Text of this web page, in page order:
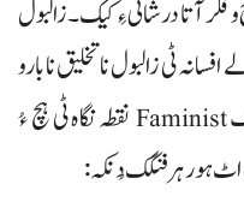
آتا درشانی ءِ کیک۔ زالبول
ٹی زالبول نا تخلیق نا بارو
اٹ ہرا خیال آتا درشانی کننگانے دافک Faminist نقطہ نگاہ ٹی ہچ ءُ
ہور ہرفنگک دُنکہ: